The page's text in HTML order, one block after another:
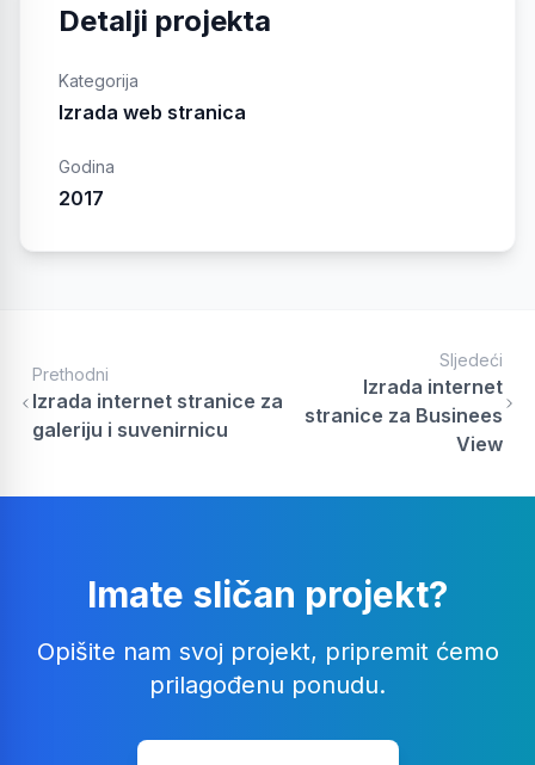
Detalji projekta
Kategorija
Izrada web stranica
Godina
2017
Prethodni
Izrada internet stranice za
galeriju i suvenirnicu
Sljedeći
Izrada internet
stranice za Businees
View
Imate sličan projekt?
Opišite nam svoj projekt, pripremit ćemo
prilagođenu ponudu.